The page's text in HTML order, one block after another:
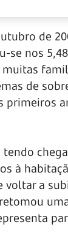
de
se nos
muitas
de
primeiros
à
voltar a